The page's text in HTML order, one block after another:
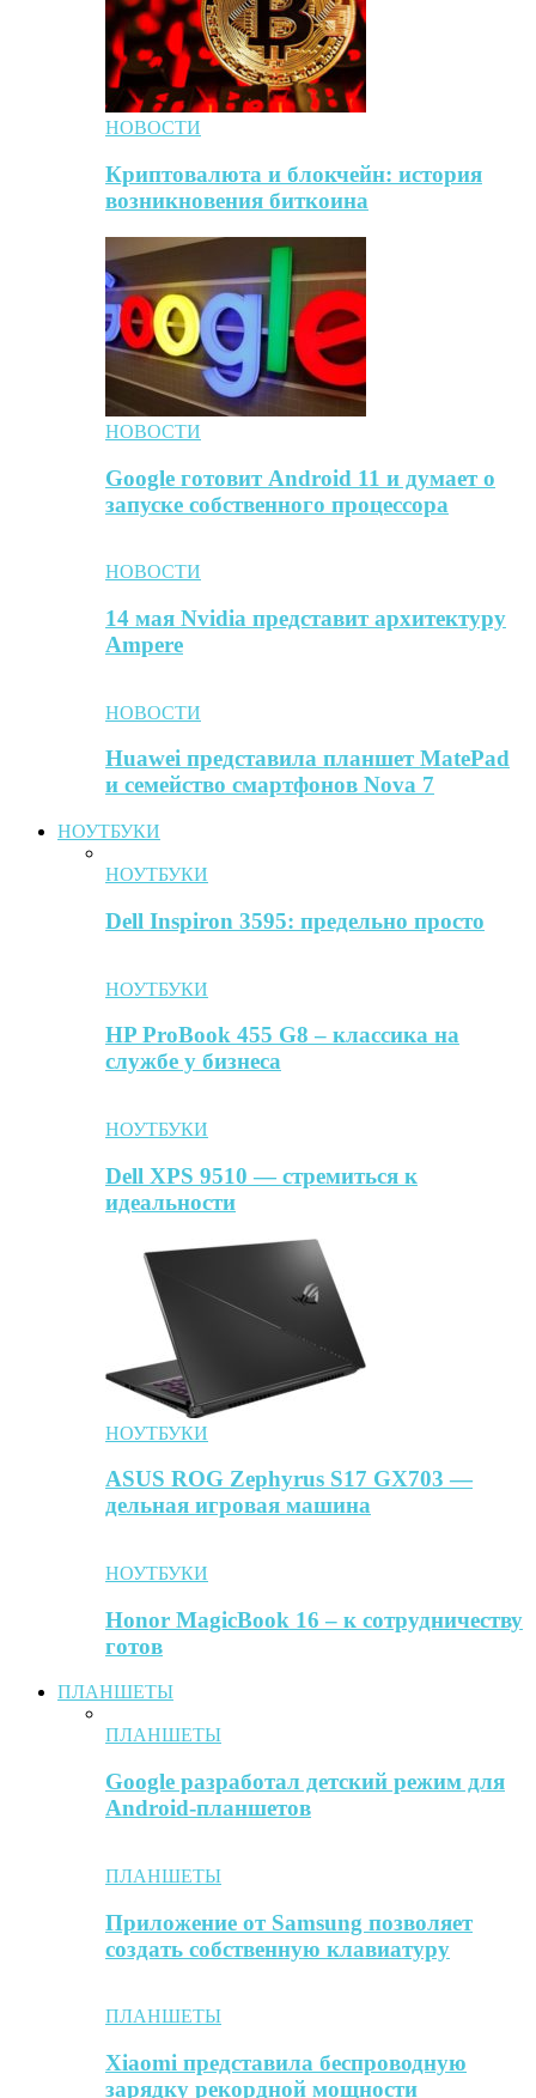
НОВОСТИ
Криптовалюта и блокчейн: история
возникновения биткоина
НОВОСТИ
Google готовит Android 11 и думает о
запуске собственного процессора
НОВОСТИ
14 мая Nvidia представит архитектуру
Ampere
НОВОСТИ
Huawei представила планшет MatePad
и семейство смартфонов Nova 7
НОУТБУКИ
НОУТБУКИ
Dell Inspiron 3595: предельно просто
НОУТБУКИ
HP ProBook 455 G8 – классика на
службе у бизнеса
НОУТБУКИ
Dell XPS 9510 — стремиться к
идеальности
НОУТБУКИ
ASUS ROG Zephyrus S17 GX703 —
дельная игровая машина
НОУТБУКИ
Honor MagicBook 16 – к сотрудничеству
готов
ПЛАНШЕТЫ
ПЛАНШЕТЫ
Google разработал детский режим для
Android-планшетов
ПЛАНШЕТЫ
Приложение от Samsung позволяет
создать собственную клавиатуру
ПЛАНШЕТЫ
Xiaomi представила беспроводную
зарядку рекордной мощности